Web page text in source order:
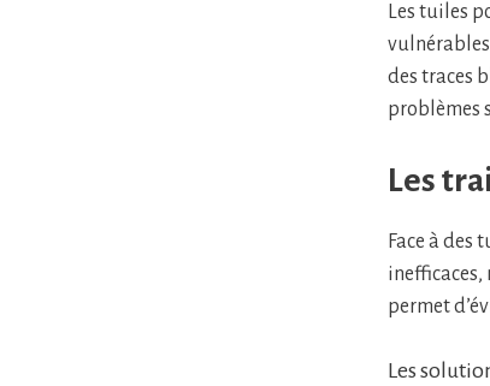
Les tuiles
des traces
problèmes
Les
Face à des
permet
Les